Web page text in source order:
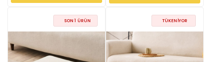
SON 1 ÜRÜN TÜKENIYOR